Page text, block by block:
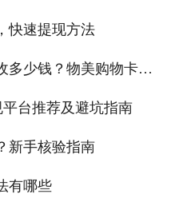
快速提现方法
多少钱？物美购物卡回
台推荐及避坑指南
新手核验指南
有哪些